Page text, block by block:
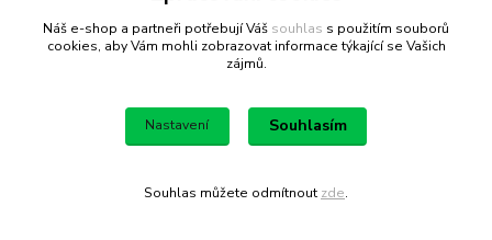
Balení: 1000 ks, Vrut pro dřevostavby, zápustná
hlava, drážka torx 20, rozměr 4 x 35/24, zinek bílý ...
Přidat do košíku
Náš e-shop a partneři potřebují Váš souhlas s použitím souborů
cookies, aby Vám mohli zobrazovat informace týkající se Vašich
zájmů.
Nastavení Souhlasím
Souhlas můžete odmítnout zde.